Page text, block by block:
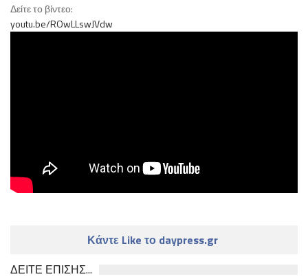
Δείτε το βίντεο:
youtu.be/ROwLLswJVdw
Κάντε Like το daypress.gr
ΔΕΙΤΕ ΕΠΙΣΗΣ...